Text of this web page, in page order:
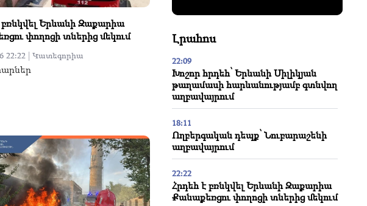
բռնկվել Երևանի Զաքարիա
փողոցի տներից մեկում
22:22 | Կատեգորիա
Լրահոս
22:09
Խոշոր հրդեհ՝ Երևանի Սիլիկյան
թաղամասի հարևանությամբ գտնվող
աղբավայրում
18:11
Ողբերգական դեպք՝ Նուբարաշենի
աղբավայրում
22:22
Հրդեհ է բռնկվել Երևանի Զաքարիա
Քանաքեռցու փողոցի տներից մեկում